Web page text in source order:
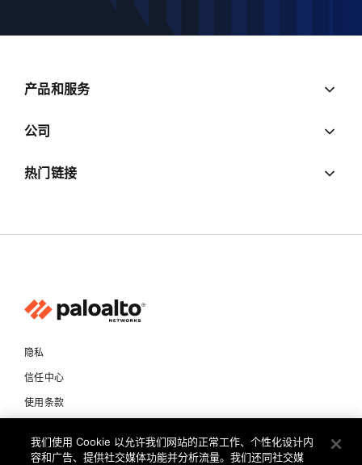
产品和服务
公司
热门链接
隐私
信任中心
使用条款
我们使用 Cookie 以允许我们网站的正常工作、个性化设计内
容和广告、提供社交媒体功能并分析流量。我们还同社交媒